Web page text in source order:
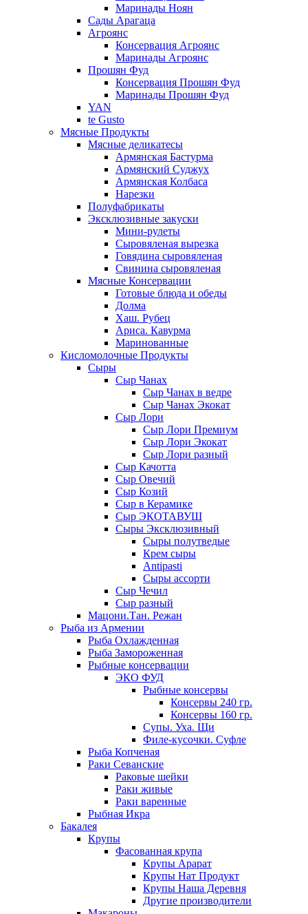
Маринады Ноян
Сады Арагаца
Агроянс
Консервация Агроянс
Маринады Агроянс
Прошян Фуд
Консервация Прошян Фуд
Маринады Прошян Фуд
YAN
te Gusto
Мясные Продукты
Мясные деликатесы
Армянская Бастурма
Армянский Суджух
Армянская Колбаса
Нарезки
Полуфабрикаты
Эксклюзивные закуски
Мини-рулеты
Сыровяленая вырезка
Говядина сыровяленая
Свинина сыровяленая
Мясные Консервации
Готовые блюда и обеды
Долма
Хаш. Рубец
Ариса. Кавурма
Маринованные
Кисломолочные Продукты
Сыры
Сыр Чанах
Сыр Чанах в ведре
Сыр Чанах Экокат
Сыр Лори
Сыр Лори Премиум
Сыр Лори Экокат
Сыр Лори разный
Сыр Качотта
Сыр Овечий
Сыр Козий
Сыр в Керамике
Сыр ЭКОТАВУШ
Сыры Эксклюзивный
Сыры полутведые
Крем сыры
Antipasti
Сыры ассорти
Сыр Чечил
Сыр разный
Мацони.Тан. Режан
Рыба из Армении
Рыба Охлажденная
Рыба Замороженная
Рыбные консервации
ЭКО ФУД
Рыбные консервы
Консервы 240 гр.
Консервы 160 гр.
Супы. Уха. Щи
Филе-кусочки. Суфле
Рыба Копченая
Раки Севанские
Раковые шейки
Раки живые
Раки варенные
Рыбная Икра
Бакалея
Крупы
Фасованная крупа
Крупы Арарат
Крупы Нат Продукт
Крупы Наша Деревня
Другие производители